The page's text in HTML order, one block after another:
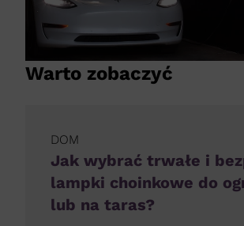
Warto zobaczyć
DOM
Jak wybrać trwałe i
lampki choinkowe do
lub na taras?